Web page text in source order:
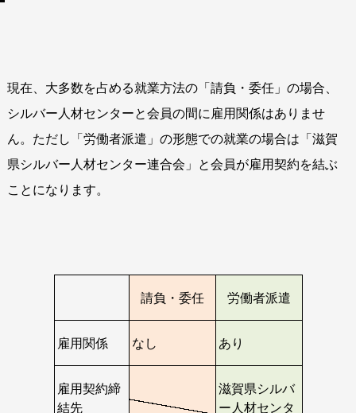
現在、大多数を占める就業方法の「請負・委任」の場合、
シルバー人材センターと会員の間に雇用関係はありませ
ん。ただし「労働者派遣」の形態での就業の場合は「滋賀
県シルバー人材センター連合会」と会員が雇用契約を結ぶ
ことになります。
請負・委任 労働者派遣
雇用関係 なし あり
雇用契約締
結先
滋賀県シルバ
ー人材センタ